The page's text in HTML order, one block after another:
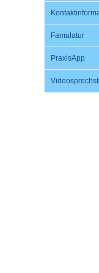
Famulatur
PraxisApp